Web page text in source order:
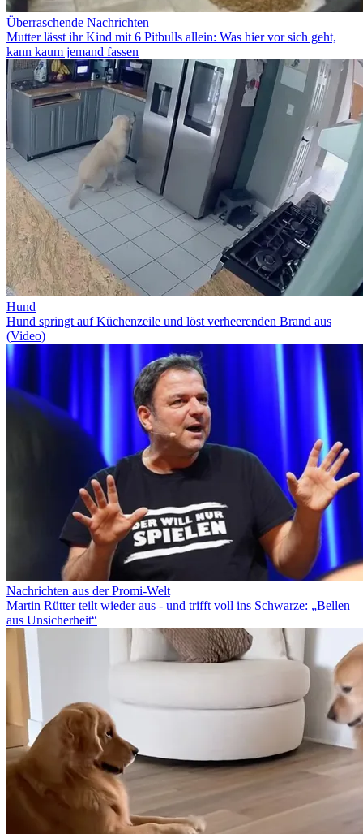
Überraschende Nachrichten
Mutter lässt ihr Kind mit 6 Pitbulls allein: Was hier vor sich geht,
kann kaum jemand fassen
Hund
Hund springt auf Küchenzeile und löst verheerenden Brand aus
(Video)
Nachrichten aus der Promi-Welt
Martin Rütter teilt wieder aus - und trifft voll ins Schwarze: „Bellen
aus Unsicherheit“